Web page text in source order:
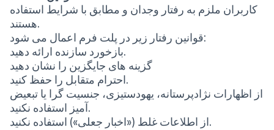
کاربران ملزم به رفتار وجدان و مطابق با شرایط استفاده
هستند.
قوانین رفتار زیر در پلت فرم اعمال می شود:
بازخورد سازنده ارائه دهید.
گزینه های جایگزین را نشان دهید
احترام متقابل را حفظ کنید.
از اظهارات نژادپرستانه، یهودستیزی، جنسیت گرا یا تبعیض
آمیز استفاده نکنید.
از اطلاعات غلط («اخبار جعلی») استفاده نکنید.